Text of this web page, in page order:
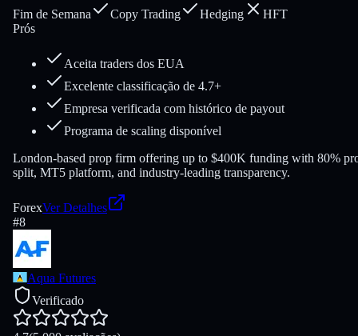
Fim de Semana
Copy Trading Hedging
HFT
Prós
Aceita traders dos EUA
Excelente classificação de 4.7+
Empresa verificada com histórico de payout
Programa de scaling disponível
London-based prop firm offering up to $400K funding with 80%
split, MT5 platform, and industry-leading transparency.
ForexVer Detalhes
#8
Aqua Futures
Verificado